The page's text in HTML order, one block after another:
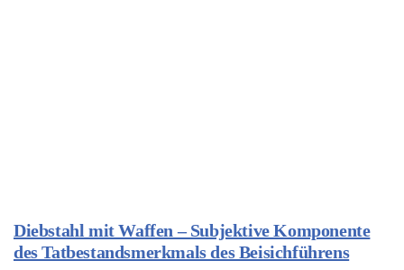
Diebstahl mit Waffen – Subjektive Komponente
des Tatbestandsmerkmals des Beisichführens